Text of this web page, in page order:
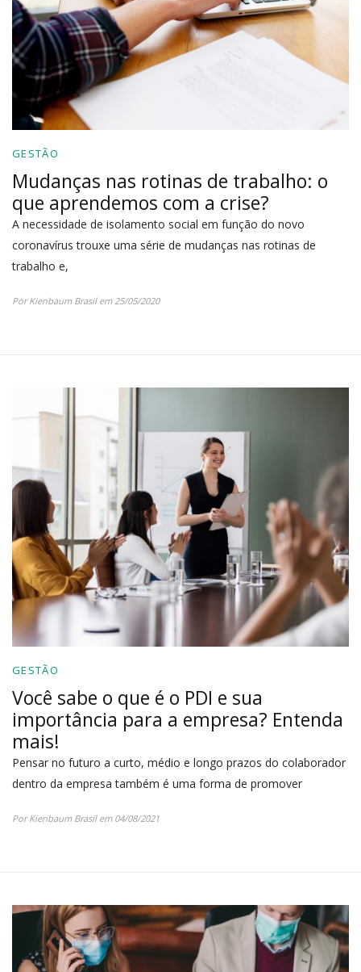
GESTÃO
Mudanças nas rotinas de trabalho: o
que aprendemos com a crise?
A necessidade de isolamento social em função do novo
coronavírus trouxe uma série de mudanças nas rotinas de
trabalho e,
Por Kienbaum Brasil em 25/05/2020
GESTÃO
Você sabe o que é o PDI e sua
importância para a empresa? Entenda
mais!
Pensar no futuro a curto, médio e longo prazos do colaborador
dentro da empresa também é uma forma de promover
Por Kienbaum Brasil em 04/08/2021